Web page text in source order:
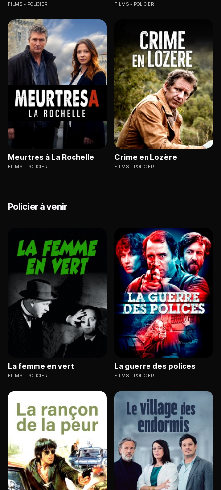
FILMS POLICIER FILMS POLICIER
Meurtres à La Rochelle
FILMS POLICIER
Crime en Lozère
FILMS POLICIER
Policier à venir
La femme en vert
FILMS POLICIER
La guerre des polices
FILMS POLICIER